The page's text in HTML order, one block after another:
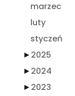
marzec
luty
styczeń
►2025
►2024
►2023